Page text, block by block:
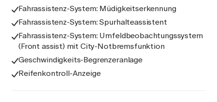
Fahrassistenz-System: Müdigkeitserkennung
Fahrassistenz-System: Spurhalteassistent
Fahrassistenz-System: Umfeldbeobachtungssystem
(Front assist) mit City-Notbremsfunktion
Geschwindigkeits-Begrenzeranlage
Reifenkontroll-Anzeige